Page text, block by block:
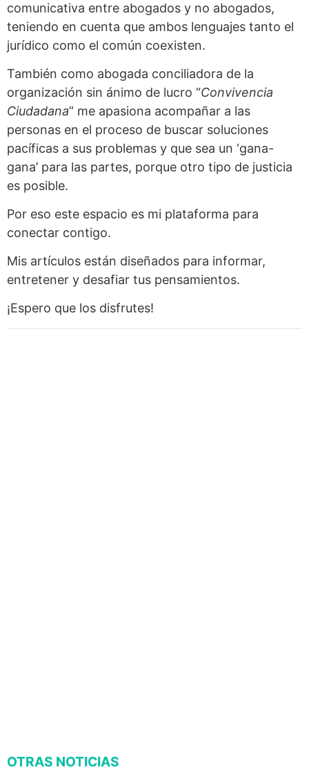
comunicativa entre abogados y no abogados,
teniendo en cuenta que ambos lenguajes tanto el
jurídico como el común coexisten.
También como abogada conciliadora de la
organización sin ánimo de lucro “Convivencia
Ciudadana” me apasiona acompañar a las
personas en el proceso de buscar soluciones
pacíficas a sus problemas y que sea un ‘gana-
gana’ para las partes, porque otro tipo de justicia
es posible.
Por eso este espacio es mi plataforma para
conectar contigo.
Mis artículos están diseñados para informar,
entretener y desafiar tus pensamientos.
¡Espero que los disfrutes!
OTRAS NOTICIAS